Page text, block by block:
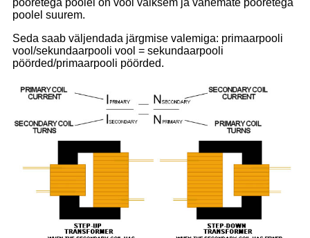
pööretega poolel on vool väiksem ja vähemate pööretega
poolel suurem.
Seda saab väljendada järgmise valemiga: primaarpooli
vool/sekundaarpooli vool = sekundaarpooli
pöörded/primaarpooli pöörded.